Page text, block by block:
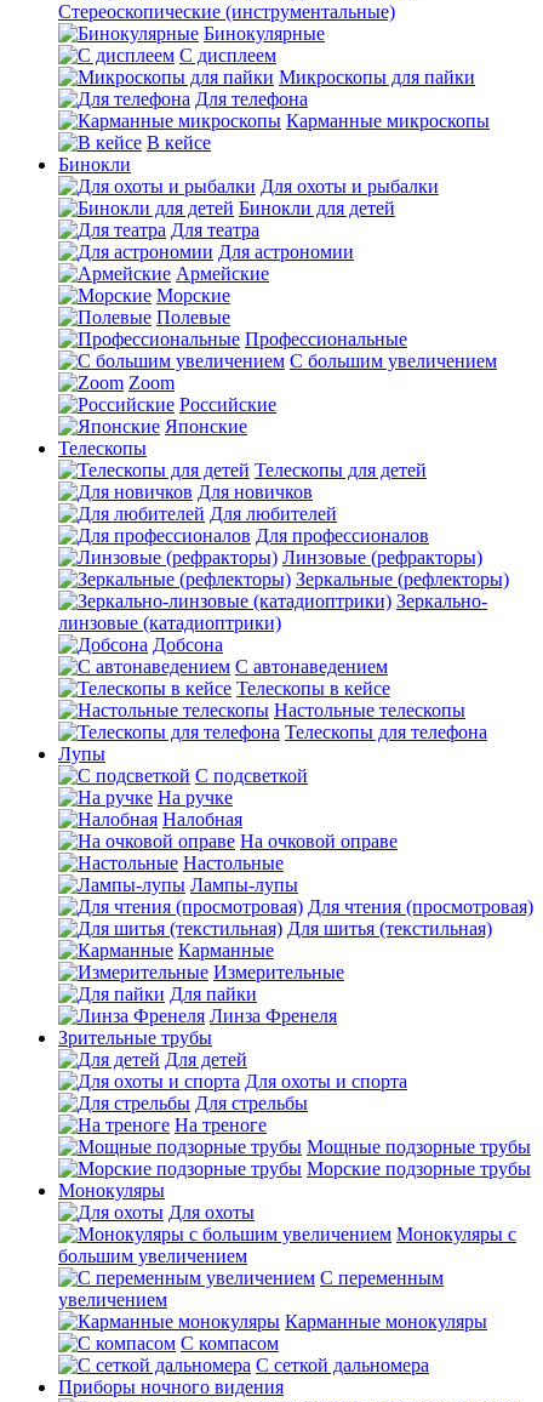
Стереоскопические (инструментальные)
Бинокулярные
С дисплеем
Микроскопы для пайки
Для телефона
Карманные микроскопы
В кейсе
Бинокли
Для охоты и рыбалки
Бинокли для детей
Для театра
Для астрономии
Армейские
Морские
Полевые
Профессиональные
С большим увеличением
Zoom
Российские
Японские
Телескопы
Телескопы для детей
Для новичков
Для любителей
Для профессионалов
Линзовые (рефракторы)
Зеркальные (рефлекторы)
Зеркально-
линзовые (катадиоптрики)
Добсона
С автонаведением
Телескопы в кейсе
Настольные телескопы
Телескопы для телефона
Лупы
С подсветкой
На ручке
Налобная
На очковой оправе
Настольные
Лампы-лупы
Для чтения (просмотровая)
Для шитья (текстильная)
Карманные
Измерительные
Для пайки
Линза Френеля
Зрительные трубы
Для детей
Для охоты и спорта
Для стрельбы
На треноге
Мощные подзорные трубы
Морские подзорные трубы
Монокуляры
Для охоты
Монокуляры с
большим увеличением
С переменным
увеличением
Карманные монокуляры
С компасом
С сеткой дальномера
Приборы ночного видения